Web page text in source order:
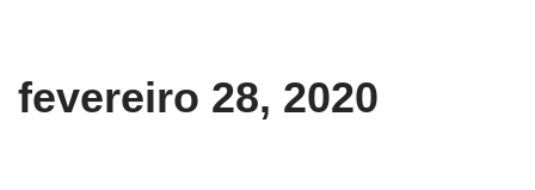
para
fevereiro 28, 2020